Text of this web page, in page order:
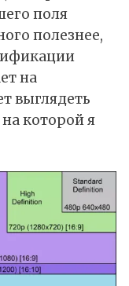
поля
полезнее,
на
выглядеть
которой я